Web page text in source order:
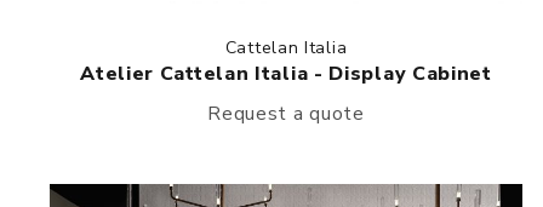
Cattelan Italia
Atelier Cattelan Italia - Display Cabinet
Request a quote